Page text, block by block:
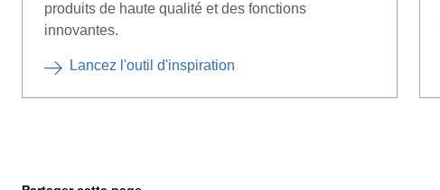
produits de haute qualité et des fonctions
innovantes.
Lancez l'outil d'inspiration